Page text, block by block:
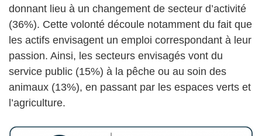
donnant lieu à un changement de secteur d’activité
(36%). Cette volonté découle notamment du fait que
les actifs envisagent un emploi correspondant à leur
passion. Ainsi, les secteurs envisagés vont du
service public (15%) à la pêche ou au soin des
animaux (13%), en passant par les espaces verts et
l’agriculture.